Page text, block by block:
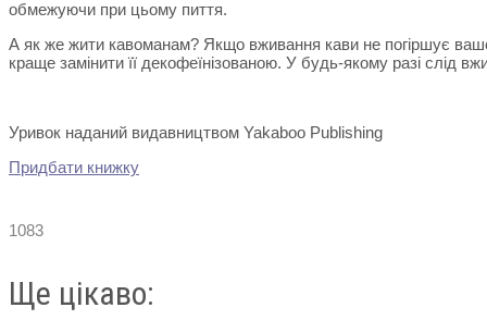
обмежуючи при цьому пиття.
А як же жити кавоманам? Якщо вживання кави не погіршує
краще замінити її декофеїнізованою. У будь-якому разі слід
Уривок наданий видавництвом Yakaboo Publishing
Придбати книжку
1083
Ще цікаво: